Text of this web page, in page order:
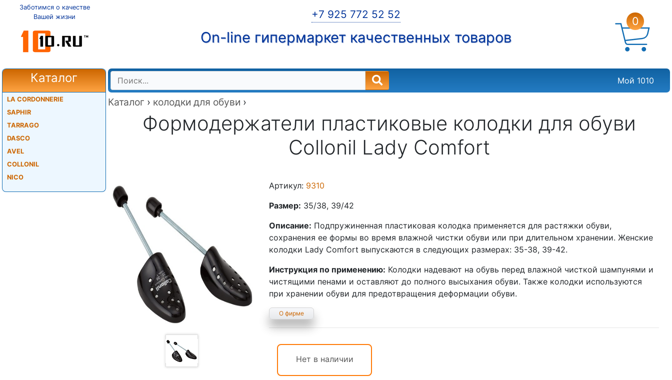
Заботимся о качестве
Вашей жизни
+7 925 772 52 52
On-line гипермаркет качественных товаров
0
Каталог
LA CORDONNERIE
SAPHIR
TARRAGO
DASCO
AVEL
COLLONIL
NICO
Мой 1010
Каталог › колодки для обуви ›
Формодержатели пластиковые колодки для обуви
Collonil Lady Comfort
Артикул: 9310
Размер: 35/38, 39/42
Описание: Подпружиненная пластиковая колодка применяется для растяжки обуви,
сохранения ее формы во время влажной чистки обуви или при длительном хранении. Женские
колодки Lady Comfort выпускаются в следующих размерах: 35-38, 39-42.
Инструкция по применению: Колодки надевают на обувь перед влажной чисткой шампунями и
чистящими пенами и оставляют до полного высыхания обуви. Также колодки используются
при хранении обуви для предотвращения деформации обуви.
О фирме
Нет в наличии